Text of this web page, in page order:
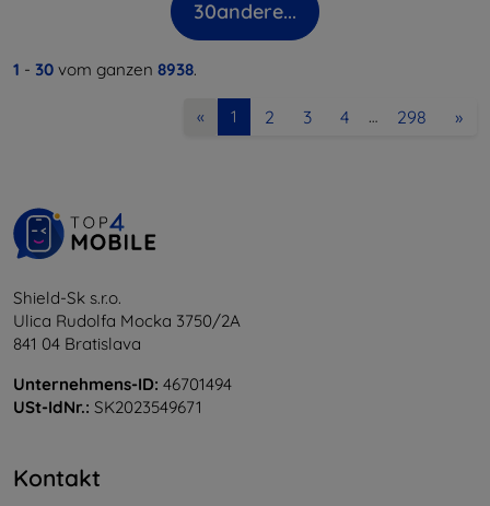
30andere...
1 - 30 vom ganzen 8938.
« 1 2 3 4 … 298 »
Shield-Sk s.r.o.
Ulica Rudolfa Mocka 3750/2A
841 04 Bratislava
Unternehmens-ID: 46701494
USt-IdNr.: SK2023549671
Kontakt